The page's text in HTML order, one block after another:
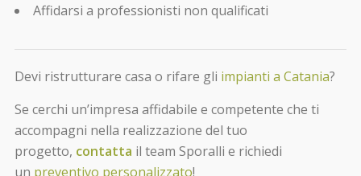
Affidarsi a professionisti non qualificati
Devi ristrutturare casa o rifare gli impianti a Catania?
Se cerchi un’impresa affidabile e competente che ti
accompagni nella realizzazione del tuo
progetto, contatta il team Sporalli e richiedi
un preventivo personalizzato!